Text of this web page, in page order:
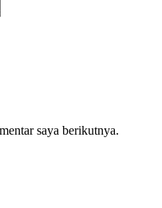
saya berikutnya.